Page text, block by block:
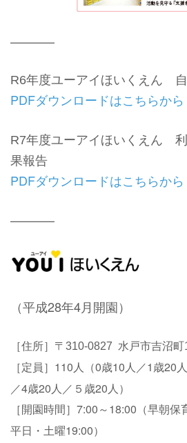
———–
R6年度ユーアイほいくえん
PDFダウンロードはこちらから
R7年度ユーアイほいくえん
果報告
PDFダウンロードはこちらから
———–
（平成28年4月開園）
［住所］〒310-0827 水戸市吉沼町
［定員 ］ 110人（0歳10人／1歳20
／4歳20人／５歳20人）
［開園時間］ 7:00～18:00（早朝保
平日・土曜19:00）